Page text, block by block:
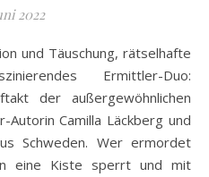
2022
Ermittler-Duo:
der außergewöhnlichen
Camilla Läckberg und
Schweden. Wer ermordet
eine Kiste sperrt und mit